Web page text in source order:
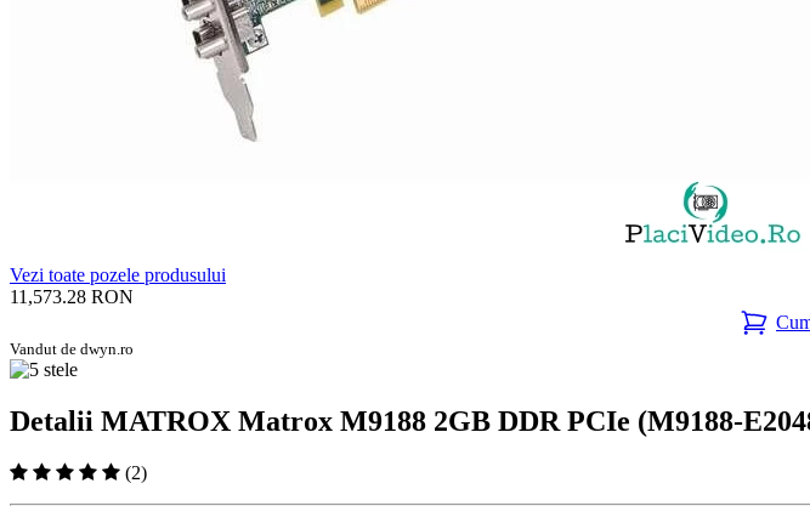
Vezi toate pozele produsului
11,573.28 RON
Vandut de dwyn.ro
Detalii MATROX Matrox M9188 2GB DDR PCIe (M9188-
(2)